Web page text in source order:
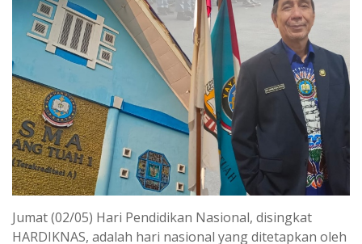
Jumat (02/05) Hari Pendidikan Nasional, disingkat
HARDIKNAS, adalah hari nasional yang ditetapkan oleh